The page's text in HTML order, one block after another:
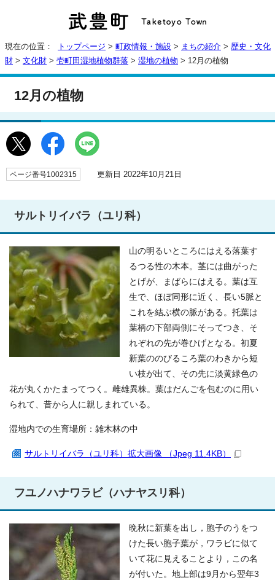
現在の位置： トップページ > 町政情報・施設 > まちの紹介 > 歴史・文化
財 > 文化財 > 壱町田湿地植物群落 > 湿地の植物 > 12月の植物
12月の植物
ページ番号1002315 更新日 2022年10月21日
サルトリイバラ（ユリ科）
山の明るいところにはえる落葉す
るつる性の木本。茎には曲がった
とげが、まばらにはえる。葉は互
生で、ほぼ同形に近く、長い5脈と
これを結ぶ横の脈がある。托葉は
葉柄の下部両側にそってつき、そ
れぞれの先が巻ひげとなる。初夏
新葉ののびるころ葉のわきから短
い枝が出て、その先に淡黄緑色の
花が丸くかたまってつく。雌雄異株。葉はだんごを包むのに用い
られて、昔から人に親しまれている。
湿地内での生育場所：雑木林の中
サルトリイバラ（ユリ科）拡大画像 （Jpeg 11.4KB）
フユノハナワラビ（ハナヤスリ科）
晩秋に新葉を出し，胞子のうをつ
けた長い胞子葉が，ワラビに似て
いて花に見えることより，この名
が付いた。地上部は9月から翌年3